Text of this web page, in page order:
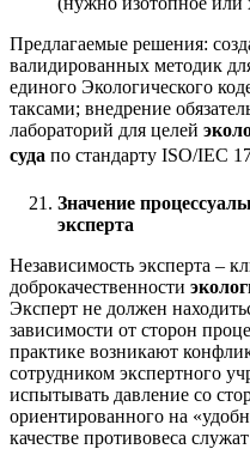
Предлагаемые решения:
валидированных методик
единого Экологического
таксами; внедрение
лабораторий для целей
суда по стандарту ISO/IEC
Значение
эксперта
Независимость эксперта –
доброкачественности
Эксперт не должен
зависимости от сторон
практике возникают
сотрудником экспертного
испытывать давление со
ориентированного на
качестве противовеса